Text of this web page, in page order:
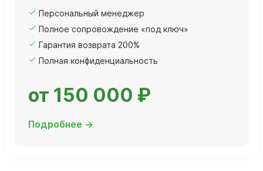
Персональный менеджер
Полное сопровождение «под ключ»
Гарантия возврата 200%
Полная конфиденциальность
от 150 000 ₽
Подробнее →